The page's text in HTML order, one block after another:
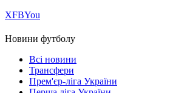
ХFBYou
Новини футболу
Всі новини
Трансфери
Прем'єр-ліга України